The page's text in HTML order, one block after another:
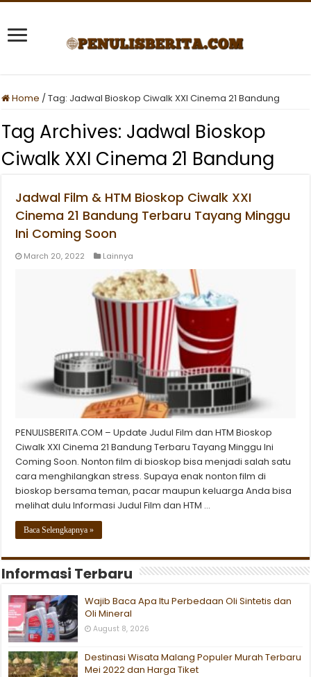
Home /Tag: Jadwal Bioskop Ciwalk XXI Cinema 21 Bandung
Tag Archives: Jadwal Bioskop
Ciwalk XXI Cinema 21 Bandung
Jadwal Film & HTM Bioskop Ciwalk XXI
Cinema 21 Bandung Terbaru Tayang Minggu
Ini Coming Soon
March 20, 2022 Lainnya
PENULISBERITA.COM – Update Judul Film dan HTM Bioskop
Ciwalk XXI Cinema 21 Bandung Terbaru Tayang Minggu Ini
Coming Soon. Nonton film di bioskop bisa menjadi salah satu
cara menghilangkan stress. Supaya enak nonton film di
bioskop bersama teman, pacar maupun keluarga Anda bisa
melihat dulu Informasi Judul Film dan HTM …
Baca Selengkapnya »
Informasi Terbaru
Wajib Baca Apa Itu Perbedaan Oli Sintetis dan
Oli Mineral
August 8, 2026
Destinasi Wisata Malang Populer Murah Terbaru
Mei 2022 dan Harga Tiket